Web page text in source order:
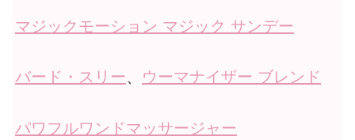
マジックモーション マジック サンデー
バード・スリー、 ウーマナイザー ブレンド
パワフルワンドマッサージャー